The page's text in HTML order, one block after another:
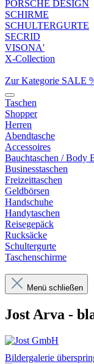
PORSCHE DESIGN
SCHIRME
SCHULTERGURTE
SECRID
VISONA'
X-Collection
Zur Kategorie SALE
Taschen
Shopper
Herren
Abendtasche
Accessoires
Bauchtaschen / Body
Businesstaschen
Freizeittaschen
Geldbörsen
Handschuhe
Handytaschen
Reisegepäck
Rucksäcke
Schultergurte
Taschenschirme
Menü schließen
Jost Arva -
Bildergalerie